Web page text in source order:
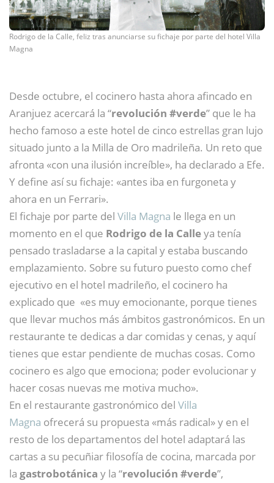
Rodrigo de la Calle, feliz tras anunciarse su fichaje por parte del hotel Villa
Magna
Desde octubre, el cocinero hasta ahora afincado en
Aranjuez acercará la “revolución #verde” que le ha
hecho famoso a este hotel de cinco estrellas gran lujo
situado junto a la Milla de Oro madrileña. Un reto que
afronta «con una ilusión increíble», ha declarado a Efe.
Y define así su fichaje: «antes iba en furgoneta y
ahora en un Ferrari».
El fichaje por parte del Villa Magna le llega en un
momento en el que Rodrigo de la Calleya tenía
pensado trasladarse a la capital y estaba buscando
emplazamiento. Sobre su futuro puesto como chef
ejecutivo en el hotel madrileño, el cocinero ha
explicado que «es muy emocionante, porque tienes
que llevar muchos más ámbitos gastronómicos. En un
restaurante te dedicas a dar comidas y cenas, y aquí
tienes que estar pendiente de muchas cosas. Como
cocinero es algo que emociona; poder evolucionar y
hacer cosas nuevas me motiva mucho».
En el restaurante gastronómico del Villa
Magna ofrecerá su propuesta «más radical» y en el
resto de los departamentos del hotel adaptará las
cartas a su pecuñiar filosofía de cocina, marcada por
la gastrobotánica y la “revolución #verde”,